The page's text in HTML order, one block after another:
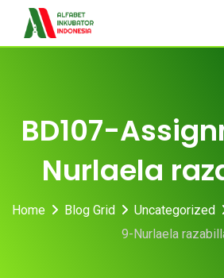
BD107-
Nurlaela
Home Blog Grid Uncategorized
9-Nurlaela